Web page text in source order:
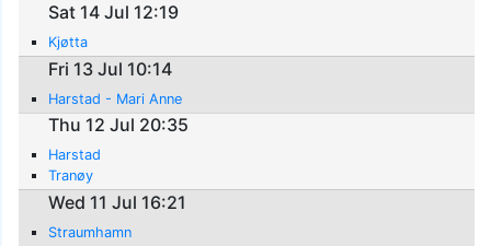
Sat 14 Jul 12:19
Kjøtta
Fri 13 Jul 10:14
Harstad - Mari Anne
Thu 12 Jul 20:35
Harstad
Tranøy
Wed 11 Jul 16:21
Straumhamn